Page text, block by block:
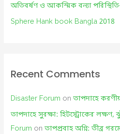
অতিবর্ষণ ও আকস্মিক বন্যা
Sphere Hank book Bangla 2018
Recent Comments
Disaster Forum onতাপদাহে
তাপদাহে সুরক্ষা: হিটস্ট্রোকের
Forum onতাপপ্রবাহ অগ্নি: তীব্র